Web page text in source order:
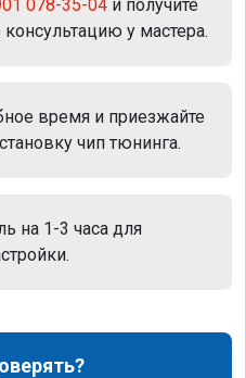
078-35-04 и получите
у мастера.
время и приезжайте
чип тюнинга.
на 1-3 часа для